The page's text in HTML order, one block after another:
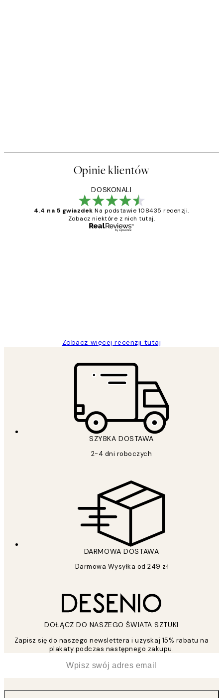
Opinie klientów
DOSKONALI
4.4 na 5 gwiazdek Na podstawie 108435 recenzji.
Zobacz niektóre z nich tutaj.
Zobacz więcej recenzji tutaj
SZYBKA DOSTAWA
2-4 dni roboczych
DARMOWA DOSTAWA
Darmowa Wysyłka od 249 zł
DOŁĄCZ DO NASZEGO ŚWIATA SZTUKI
Zapisz się do naszego newslettera i uzyskaj 15% rabatu na
plakaty podczas następnego zakupu.